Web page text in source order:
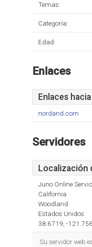
Temas:
Categoría:
Edad:
Enlaces
Enlaces
nordand.com
Servidores
Localización
Juno Online
California
Woodland
Estados Unidos
38.6719, -
Su servidor web